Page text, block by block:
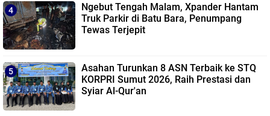
Ngebut Tengah Malam, Xpander Hantam
Truk Parkir di Batu Bara, Penumpang
Tewas Terjepit
Asahan Turunkan 8 ASN Terbaik ke STQ
KORPRI Sumut 2026, Raih Prestasi dan
Syiar Al-Qur'an